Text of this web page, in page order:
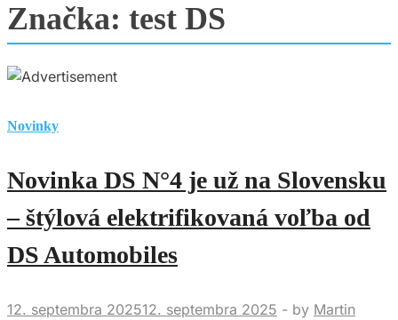
Značka: test DS
Novinky
Novinka DS N°4 je už na Slovensku
– štýlová elektrifikovaná voľba od
DS Automobiles
12. septembra 202512. septembra 2025 - by Martin